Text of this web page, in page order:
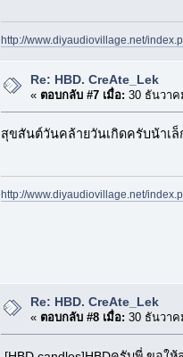
http://www.diyaudiovillage.net/
Re: HBD. CreAte_Lek
« ตอบกลับ #7 เมื่อ: 30 ธันวาค
สุขสันต์วันคล้ายวันเกิดครับน้าเล็
http://www.diyaudiovillage.net/
Re: HBD. CreAte_Lek
« ตอบกลับ #8 เมื่อ: 30 ธันวาค